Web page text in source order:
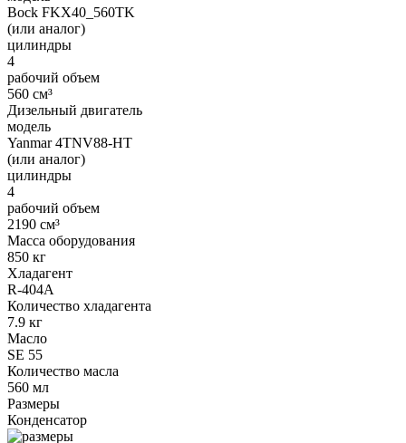
Bock FKX40_560TK
(или аналог)
цилиндры
4
рабочий объем
560 см³
Дизельный двигатель
модель
Yanmar 4TNV88-HT
(или аналог)
цилиндры
4
рабочий объем
2190 см³
Масса оборудования
850 кг
Хладагент
R-404A
Количество хладагента
7.9 кг
Масло
SE 55
Количество масла
560 мл
Размеры
Конденсатор